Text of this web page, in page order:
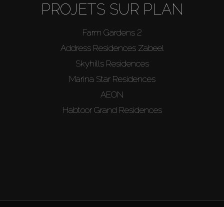
PROJETS SUR PLAN
Farm Gardens 2
Address Residences Zabeel
Skyhills Residences
Marina Star Residences
AEON
Habtoor Grand Residences